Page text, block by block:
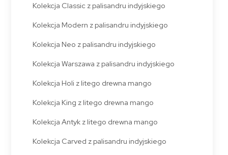
Kolekcja Classic z palisandru indyjskiego
Kolekcja Modern z palisandru indyjskiego
Kolekcja Neo z palisandru indyjskiego
Kolekcja Warszawa z palisandru indyjskiego
Kolekcja Holi z litego drewna mango
Kolekcja King z litego drewna mango
Kolekcja Antyk z litego drewna mango
Kolekcja Carved z palisandru indyjskiego